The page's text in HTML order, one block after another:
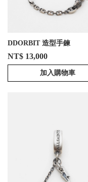
DDORBIT 造型手鍊
NT$ 13,000
加入購物車